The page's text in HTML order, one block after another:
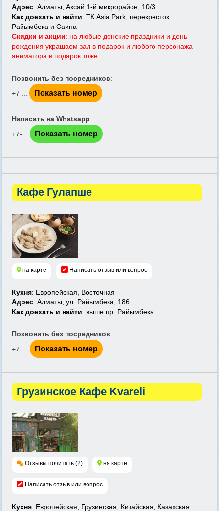
Адрес: Алматы, Аксай 1-й микрорайон, 10/3
Как доехать и найти: ТК Asia Park, перекресток
Райымбека и Саина
Скидки и акции: на любые денские праздники и день
рождения украшаем зал в подарок и любого персонажа
аниматора в подарок тоже
Позвонить без посредников:
+7 ...
Показать номер
Написать на Whatsapp:
+7-...
Показать номер
Кафе Гулапше
на карте Написать отзыв или вопрос
Кухня: Европейская, Восточная
Адрес: Алматы, ул. Райымбека, 186
Как доехать и найти: выше пр. Райымбека
Позвонить без посредников:
+7-...
Показать номер
Грузинское Кафе Kvareli
Отзывы почитать (2) на карте
Написать отзыв или вопрос
Кухня: Европейская, Грузинская, Китайская, Казахская